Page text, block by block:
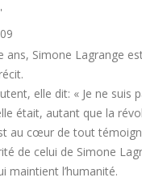
ans, Simone Lagrange
elle dit: « Je ne
était, autant que la
au cœur de tout
de celui de Simone
maintient l’humanité.